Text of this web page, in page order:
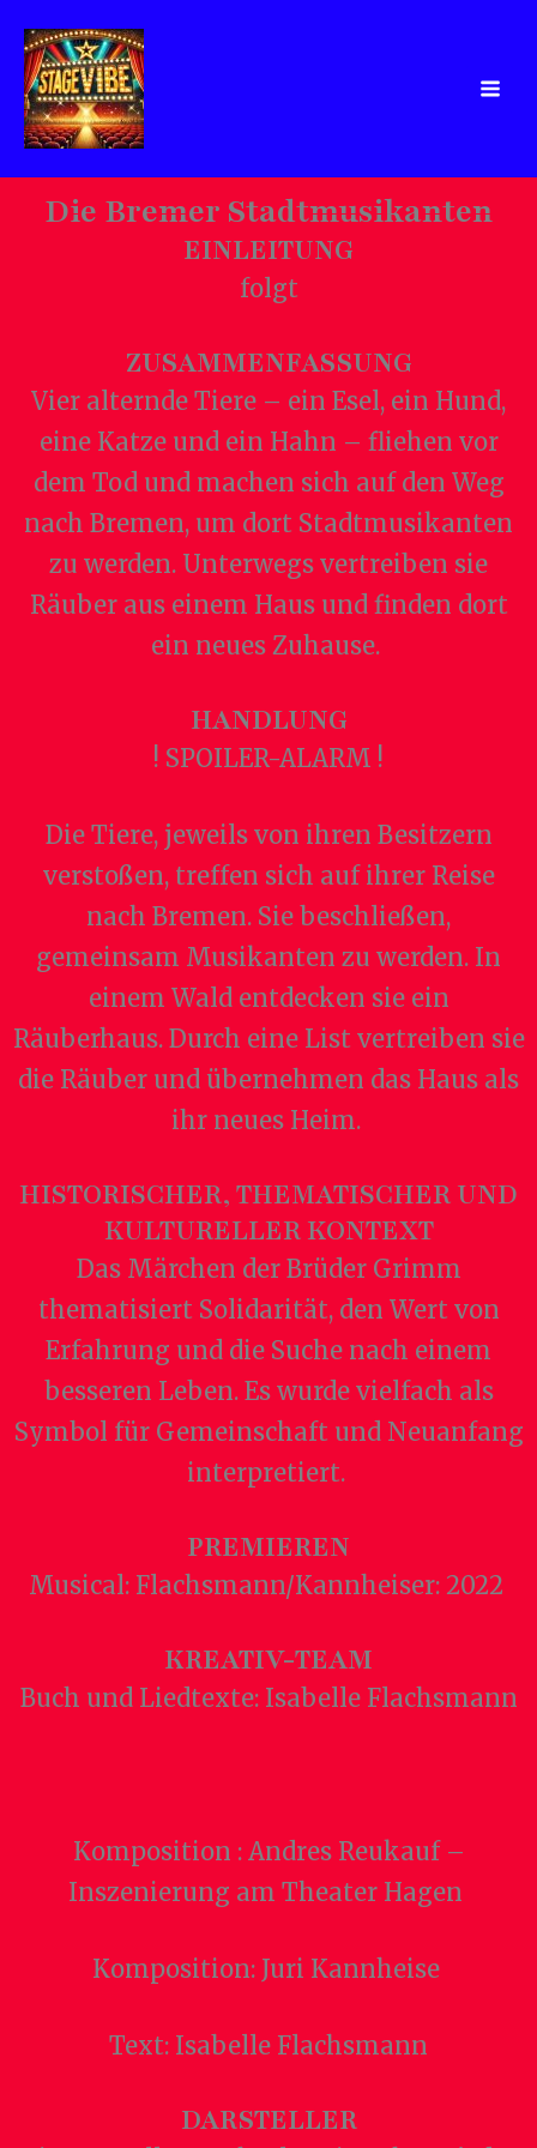
Inhalt
springen
Die Bremer Stadtmusikanten
EINLEITUNG
folgt
ZUSAMMENFASSUNG
Vier alternde Tiere – ein Esel, ein Hund,
eine Katze und ein Hahn – fliehen vor
dem Tod und machen sich auf den Weg
nach Bremen, um dort Stadtmusikanten
zu werden. Unterwegs vertreiben sie
Räuber aus einem Haus und finden dort
ein neues Zuhause.
HANDLUNG
! SPOILER-ALARM !
Die Tiere, jeweils von ihren Besitzern
verstoßen, treffen sich auf ihrer Reise
nach Bremen. Sie beschließen,
gemeinsam Musikanten zu werden. In
einem Wald entdecken sie ein
Räuberhaus. Durch eine List vertreiben sie
die Räuber und übernehmen das Haus als
ihr neues Heim.
HISTORISCHER, THEMATISCHER UND
KULTURELLER KONTEXT
Das Märchen der Brüder Grimm
thematisiert Solidarität, den Wert von
Erfahrung und die Suche nach einem
besseren Leben. Es wurde vielfach als
Symbol für Gemeinschaft und Neuanfang
interpretiert.
PREMIEREN
Musical: Flachsmann/Kannheiser: 2022
KREATIV-TEAM
Buch und Liedtexte: Isabelle Flachsmann
Komposition : Andres Reukauf –
Inszenierung am Theater Hagen
Komposition: Juri Kannheise
Text: Isabelle Flachsmann
DARSTELLER